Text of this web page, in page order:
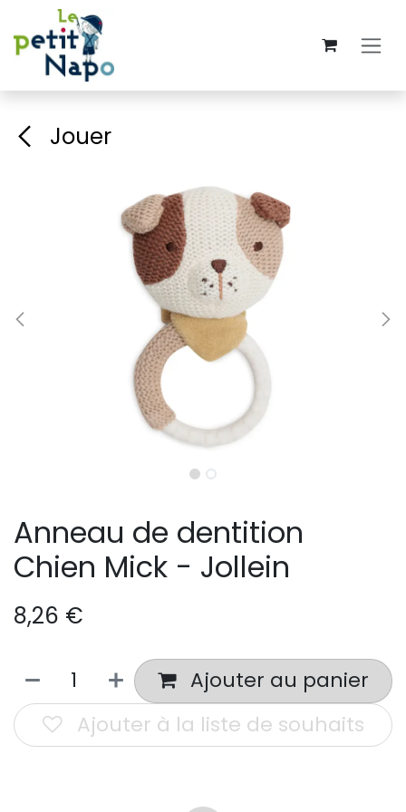
Se rendre au contenu
Jouer
Anneau de dentition
Chien Mick - Jollein
8,26 €
Ajouter au panier
Ajouter à la liste de souhaits